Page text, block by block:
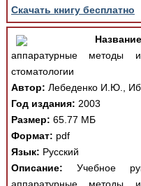
Скачать книгу бесплатно
аппаратурные методы
стоматологии
Автор: Лебеденко И.Ю.,
Год издания: 2003
Размер: 65.77 МБ
Формат: pdf
Язык: Русский
Описание: Учебное